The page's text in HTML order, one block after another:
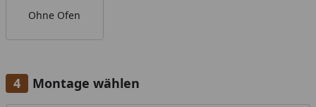
Ohne Ofen
Montage wählen